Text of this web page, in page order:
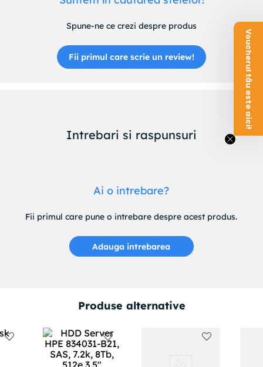
Spune-ne ce crezi despre produs
Fii primul care scrie un review!
Intrebari si raspunsuri
Ai o intrebare?
Fii primul care pune o intrebare despre acest produs.
Adauga intrebarea
Produse alternative
Voucherul tău este aici!